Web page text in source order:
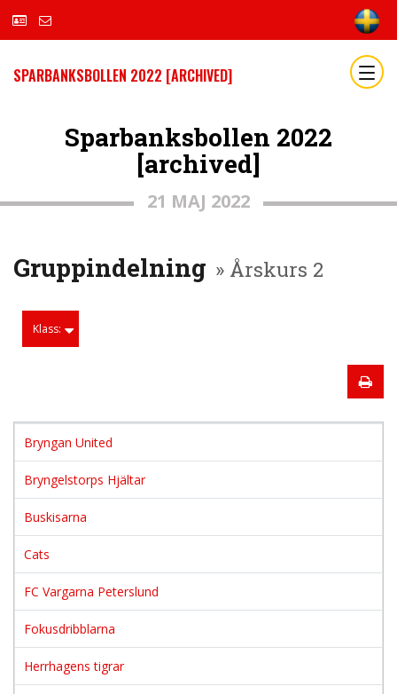
SPARBANKSBOLLEN 2022 [ARCHIVED]
Sparbanksbollen 2022
[archived]
21 MAJ 2022
Gruppindelning » Årskurs 2
Klass:
Bryngan United
Bryngelstorps Hjältar
Buskisarna
Cats
FC Vargarna Peterslund
Fokusdribblarna
Herrhagens tigrar